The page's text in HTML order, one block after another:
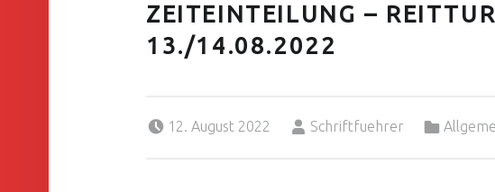
ZEITEINTEILUNG –
13./14.08.2022
12. August 2022
Schriftfuehrer